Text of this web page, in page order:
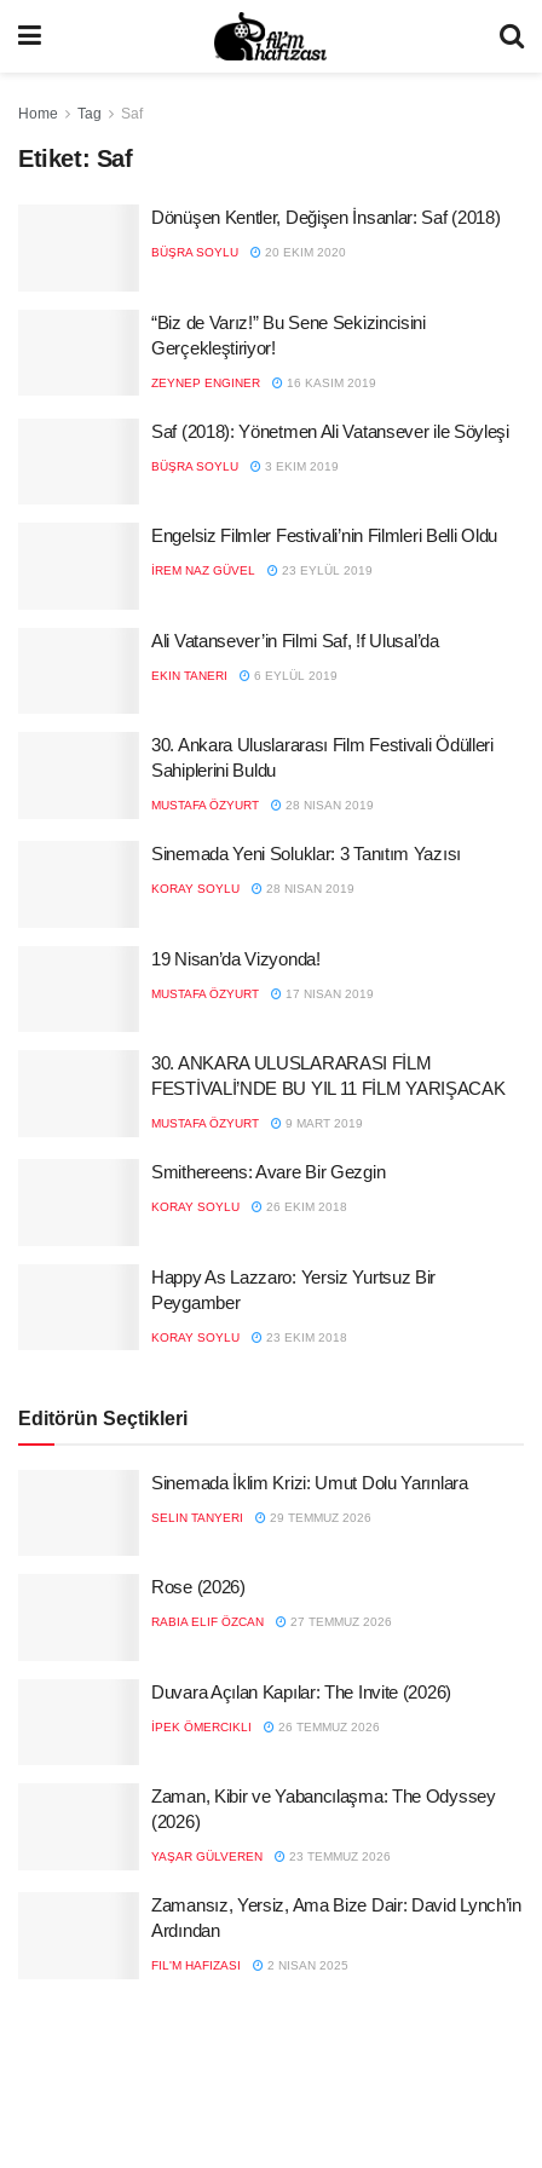
Home Tag Saf
Etiket: Saf
Dönüşen Kentler, Değişen İnsanlar: Saf (2018)
BÜŞRA SOYLU 20 EKIM 2020
“Biz de Varız!” Bu Sene Sekizincisini
Gerçekleştiriyor!
ZEYNEP ENGINER 16 KASIM 2019
Saf (2018): Yönetmen Ali Vatansever ile Söyleşi
BÜŞRA SOYLU 3 EKIM 2019
Engelsiz Filmler Festivali’nin Filmleri Belli Oldu
İREM NAZ GÜVEL 23 EYLÜL 2019
Ali Vatansever’in Filmi Saf, !f Ulusal’da
EKIN TANERI 6 EYLÜL 2019
30. Ankara Uluslararası Film Festivali Ödülleri
Sahiplerini Buldu
MUSTAFA ÖZYURT 28 NISAN 2019
Sinemada Yeni Soluklar: 3 Tanıtım Yazısı
KORAY SOYLU 28 NISAN 2019
19 Nisan’da Vizyonda!
MUSTAFA ÖZYURT 17 NISAN 2019
30. ANKARA ULUSLARARASI FİLM
FESTİVALİ’NDE BU YIL 11 FİLM YARIŞACAK
MUSTAFA ÖZYURT 9 MART 2019
Smithereens: Avare Bir Gezgin
KORAY SOYLU 26 EKIM 2018
Happy As Lazzaro: Yersiz Yurtsuz Bir
Peygamber
KORAY SOYLU 23 EKIM 2018
Editörün Seçtikleri
Sinemada İklim Krizi: Umut Dolu Yarınlara
SELIN TANYERI 29 TEMMUZ 2026
Rose (2026)
RABIA ELIF ÖZCAN 27 TEMMUZ 2026
Duvara Açılan Kapılar: The Invite (2026)
İPEK ÖMERCIKLI 26 TEMMUZ 2026
Zaman, Kibir ve Yabancılaşma: The Odyssey
(2026)
YAŞAR GÜLVEREN 23 TEMMUZ 2026
Zamansız, Yersiz, Ama Bize Dair: David Lynch’in
Ardından
FIL'M HAFIZASI 2 NISAN 2025